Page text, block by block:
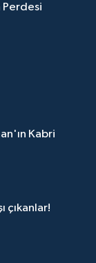
Perdesi
Kabri
çıkanlar!